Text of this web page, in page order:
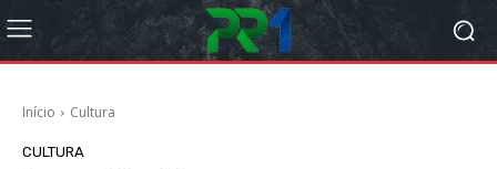
Início Cultura
CULTURA